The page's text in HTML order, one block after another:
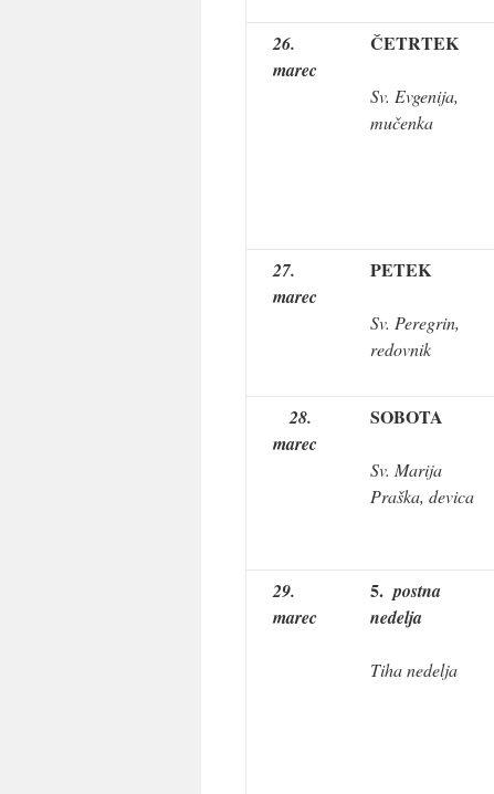
26.
marec
ČETRTEK
Sv. Evgenija,
mučenka
27.
marec
PETEK
Sv. Peregrin,
redovnik
28.
marec
SOBOTA
Sv. Marija
Praška, devica
29.
marec
5. postna
nedelja
Tiha nedelja